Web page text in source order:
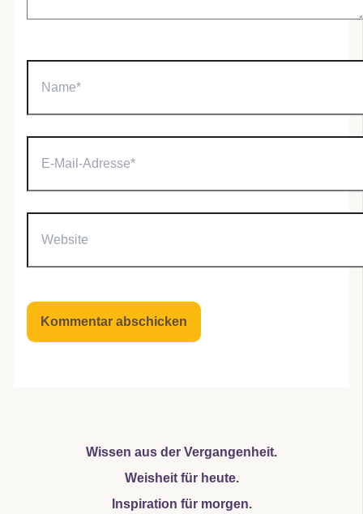
Mail-
Wissen aus der Vergangenheit.
Weisheit für heute.
Inspiration für morgen.